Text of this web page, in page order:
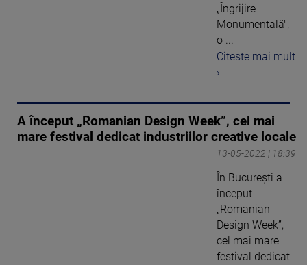
„Îngrijire
Monumentală",
o ...
Citeste mai mult
›
A început „Romanian Design Week”, cel mai
mare festival dedicat industriilor creative locale
13-05-2022 | 18:39
În București a
început
„Romanian
Design Week”,
cel mai mare
festival dedicat